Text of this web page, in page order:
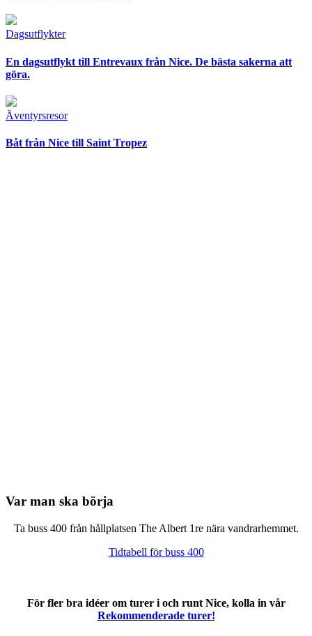
Dagsutflykter
En dagsutflykt till Entrevaux från Nice. De bästa sakerna att
göra.
Äventyrsresor
Båt från Nice till Saint Tropez
Var man ska börja
Ta buss 400 från hållplatsen The Albert 1re nära vandrarhemmet.
Tidtabell för buss 400
För fler bra idéer om turer i och runt Nice, kolla in vår
Rekommenderade turer!